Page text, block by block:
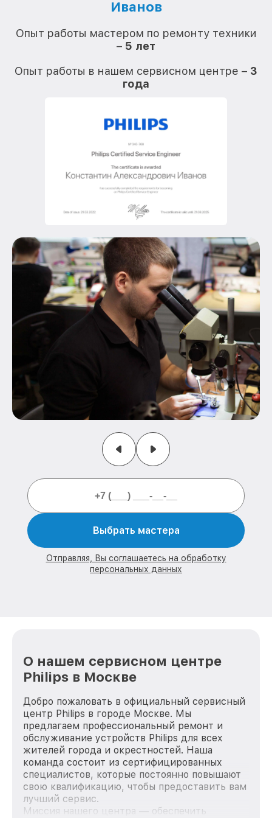
Иванов
Опыт работы мастером по ремонту техники
– 5 лет
Опыт работы в нашем сервисном центре – 3
года
Выбрать мастера
Отправляя, Вы соглашаетесь на обработку
персональных данных
О нашем сервисном центре
Philips в Москве
Добро пожаловать в официальный сервисный
центр Philips в городе Москве. Мы
предлагаем профессиональный ремонт и
обслуживание устройств Philips для всех
жителей города и окрестностей. Наша
команда состоит из сертифицированных
специалистов, которые постоянно повышают
свою квалификацию, чтобы предоставить вам
лучший сервис.
Миссия нашего центра — обеспечить